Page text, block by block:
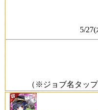
5/
（※ジョブ名タッ